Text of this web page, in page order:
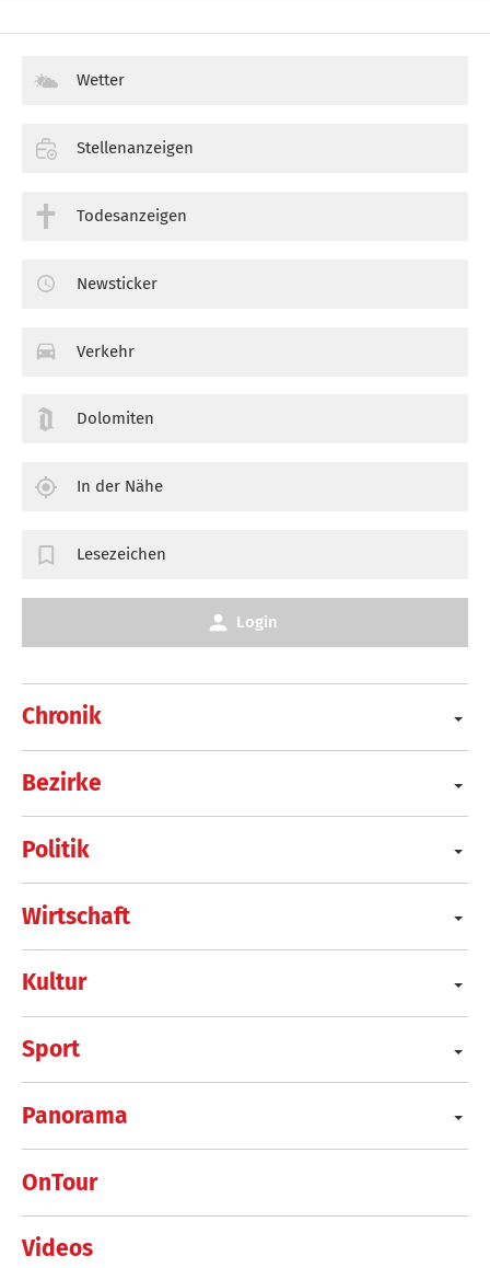
Chronik
Bezirke
Politik
Wirtschaft
Kultur
Sport
Panorama
OnTour
Videos
Wetter
Stellenanzeigen
Todesanzeigen
Newsticker
Verkehr
Dolomiten
In der Nähe
Lesezeichen
Login